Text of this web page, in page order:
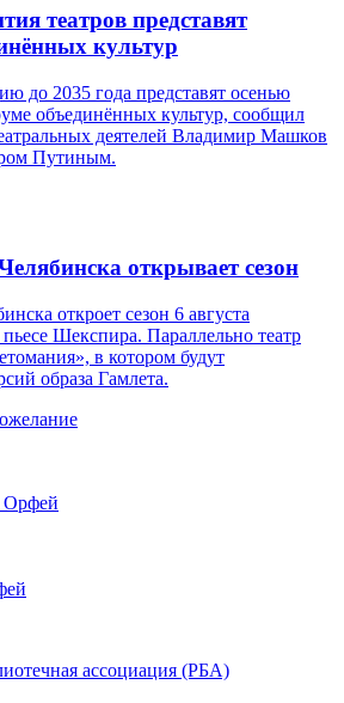
театров представят
культур
до 2035 года представят осенью
объединённых культур, сообщил
деятелей Владимир Машков
Путиным.
открывает сезон
откроет сезон 6 августа
Шекспира. Параллельно театр
в котором будут
образа Гамлета.
Орфей
ассоциация (РБА)